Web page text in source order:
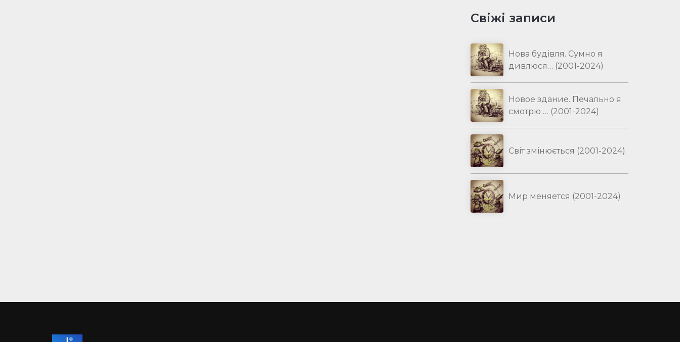
Свіжі записи
Нова будівля. Сумно я
дивлюся… (2001-2024)
Новое здание. Печально я
смотрю … (2001-2024)
Світ змінюється (2001-2024)
Мир меняется (2001-2024)